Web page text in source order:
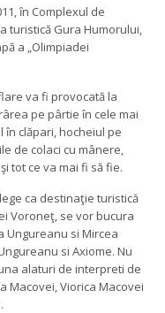
în Complexul de
turistică Gura Humorului,
a „Olimpiadei
va fi provocată la
pe pârtie în cele mai
clăpari, hocheiul pe
de colaci cu mânere,
tot ce va mai fi să fie.
ca destinaţie turistică
Voroneţ, se vor bucura
si Mircea
si Axiome. Nu
alaturi de interpreti de
Macovei, Viorica Macovei